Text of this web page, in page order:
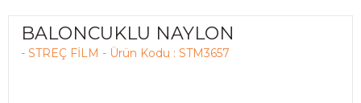
BALONCUKLU NAYLON
- STREÇ FİLM - Ürün Kodu : STM3657